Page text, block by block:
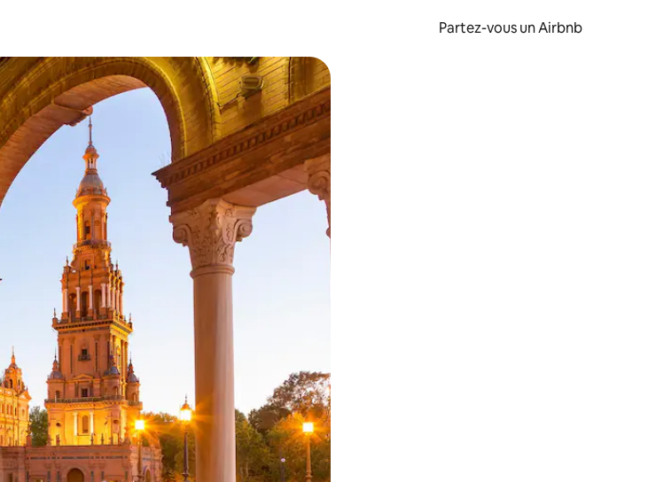
Partez-vous un Airbnb
haut et vers le bas, ou en appuyant dessus et en les faisant glisser.